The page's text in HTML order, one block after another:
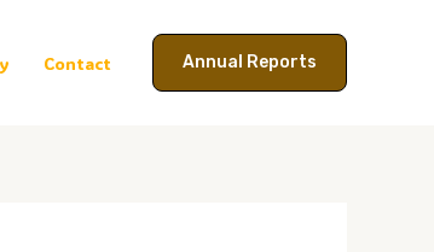
Contact Annual Reports